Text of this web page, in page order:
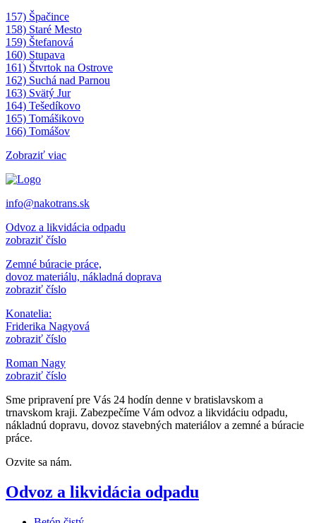
157) Špačince
158) Staré Mesto
159) Štefanová
160) Stupava
161) Štvrtok na Ostrove
162) Suchá nad Parnou
163) Svätý Jur
164) Tešedíkovo
165) Tomášikovo
166) Tomášov
Zobraziť viac
info@nakotrans.sk
Odvoz a likvidácia odpadu
zobraziť číslo
Zemné búracie práce,
dovoz materiálu, nákladná doprava
zobraziť číslo
Konatelia:
Friderika Nagyová
zobraziť číslo
Roman Nagy
zobraziť číslo
Sme pripravení pre Vás 24 hodín denne v bratislavskom a
trnavskom kraji. Zabezpečíme Vám odvoz a likvidáciu odpadu,
nákladnú dopravu, dovoz stavebných materiálov a zemné a búracie
práce.
Ozvite sa nám.
Odvoz a likvidácia odpadu